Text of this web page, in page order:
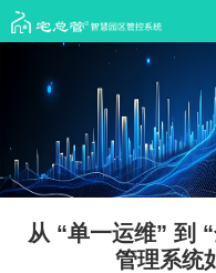
从 “单一运维” 到
管理系统